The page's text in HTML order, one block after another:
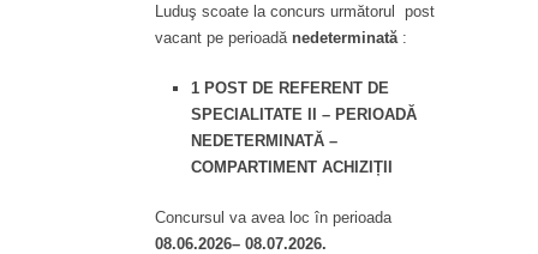
Luduş scoate la concurs următorul post
vacant pe perioadă nedeterminată :
1 POST DE REFERENT DE
SPECIALITATE II – PERIOADĂ
NEDETERMINATĂ –
COMPARTIMENT ACHIZIȚII
Concursul va avea loc în perioada
08.06.2026– 08.07.2026.